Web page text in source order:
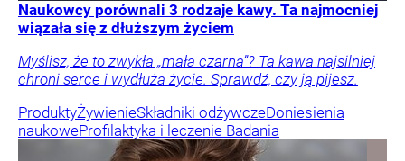
Naukowcy porównali 3 rodzaje kawy. Ta najmocniej
wiązała się z dłuższym życiem
Myślisz, że to zwykła „mała czarna”? Ta kawa najsilniej
chroni serce i wydłuża życie. Sprawdź, czy ją pijesz.
ProduktyŻywienieSkładniki odżywczeDoniesienia
naukoweProfilaktyka i leczenie Badania